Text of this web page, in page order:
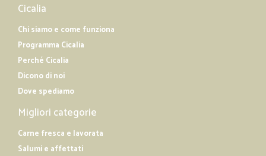
Cicalia
Chi siamo e come funziona
Programma Cicalia
Perché Cicalia
Dicono di noi
Dove spediamo
Migliori categorie
Carne fresca e lavorata
Salumi e affettati